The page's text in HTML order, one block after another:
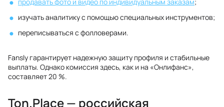
изучать аналитику с помощью специальных инструментов;
переписываться с фолловерами.
Fansly гарантирует надежную защиту профиля и стабильные
выплаты. Однако комиссия здесь, как и на «Онлифанс»,
составляет 20 %.
Ton.Place — российская